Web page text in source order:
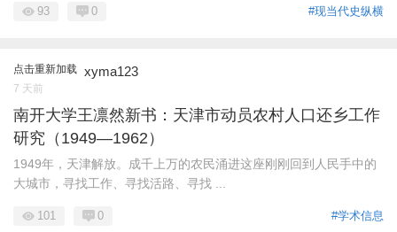
#现当代史纵横
93 0
点击重新加载 xyma123
7 天前
南开大学王凛然新书：天津市动员农村人口还乡工作
研究（1949—1962）
1949年，天津解放。成千上万的农民涌进这座刚刚回到人民手中的
大城市，寻找工作、寻找活路、寻找 ...
#学术信息
101 0